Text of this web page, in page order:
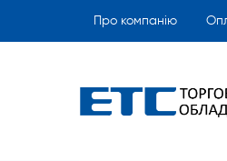
Про компанію